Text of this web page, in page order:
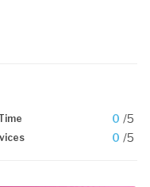
0 /5
0 /5